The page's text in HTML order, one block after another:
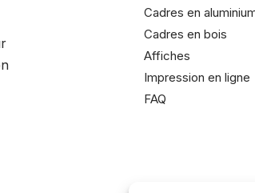
Cadres en
Cadres en bois
Affiches
Impression en ligne
FAQ